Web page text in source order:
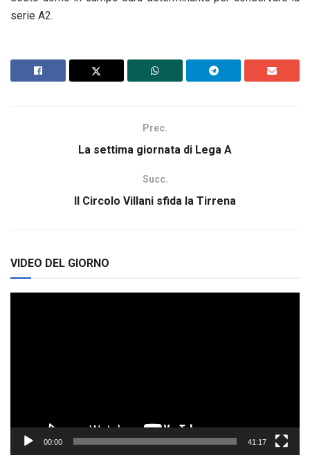
serie A2.
Prec.
La settima giornata di Lega A
Succ.
Il Circolo Villani sfida la Tirrena
VIDEO DEL GIORNO
00:00 41:17